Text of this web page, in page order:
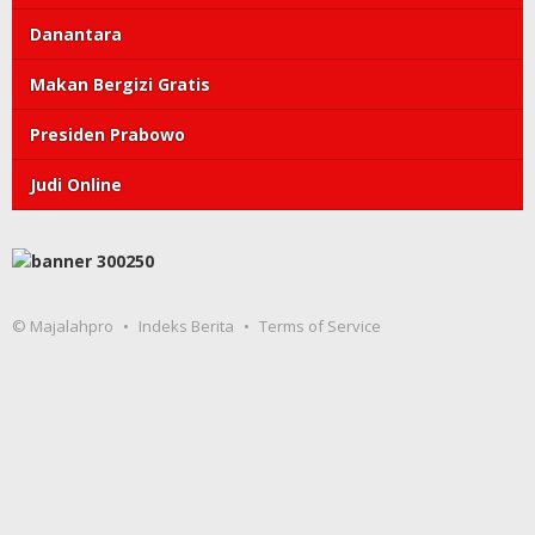
Danantara
Makan Bergizi Gratis
Presiden Prabowo
Judi Online
© Majalahpro Indeks Berita Terms of Service